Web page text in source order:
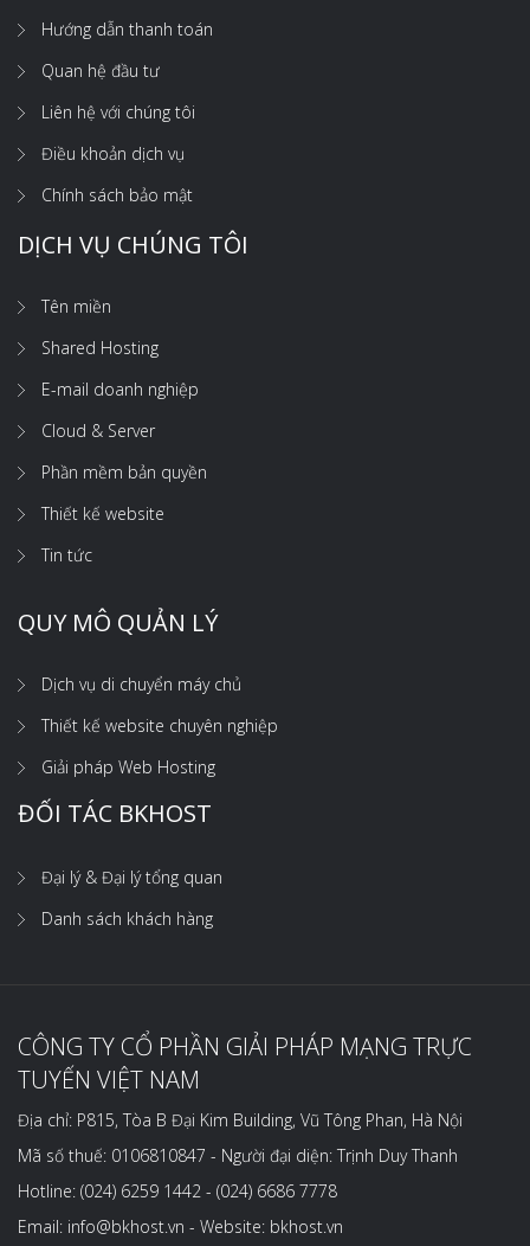
Hướng dẫn thanh toán
Quan hệ đầu tư
Liên hệ với chúng tôi
Điều khoản dịch vụ
Chính sách bảo mật
DỊCH VỤ CHÚNG TÔI
Tên miền
Shared Hosting
E-mail doanh nghiệp
Cloud & Server
Phần mềm bản quyền
Thiết kế website
Tin tức
QUY MÔ QUẢN LÝ
Dịch vụ di chuyển máy chủ
Thiết kế website chuyên nghiệp
Giải pháp Web Hosting
ĐỐI TÁC BKHOST
Đại lý & Đại lý tổng quan
Danh sách khách hàng
CÔNG TY CỔ PHẦN GIẢI PHÁP MẠNG TRỰC
TUYẾN VIỆT NAM
Địa chỉ: P815, Tòa B Đại Kim Building, Vũ Tông Phan, Hà Nội
Mã số thuế: 0106810847 - Người đại diện: Trịnh Duy Thanh
Hotline: (024) 6259 1442 - (024) 6686 7778
Email: info@bkhost.vn - Website: bkhost.vn